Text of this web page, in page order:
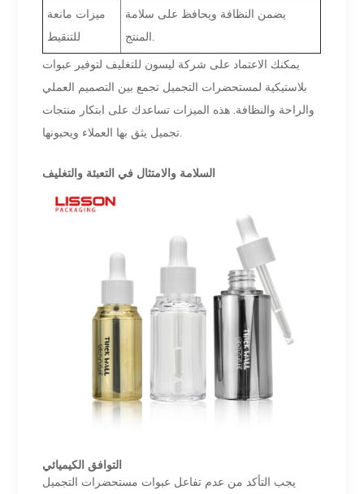
ميزات مانعة
للتنقيط
يضمن النظافة ويحافظ على سلامة
المنتج.
يمكنك الاعتماد على شركة ليسون للتغليف لتوفير عبوات
بلاستيكية لمستحضرات التجميل تجمع بين التصميم العملي
والراحة والنظافة. هذه الميزات تساعدك على ابتكار منتجات
تجميل يثق بها العملاء ويحبونها.
السلامة والامتثال في التعبئة والتغليف
التوافق الكيميائي
يجب التأكد من عدم تفاعل عبوات مستحضرات التجميل